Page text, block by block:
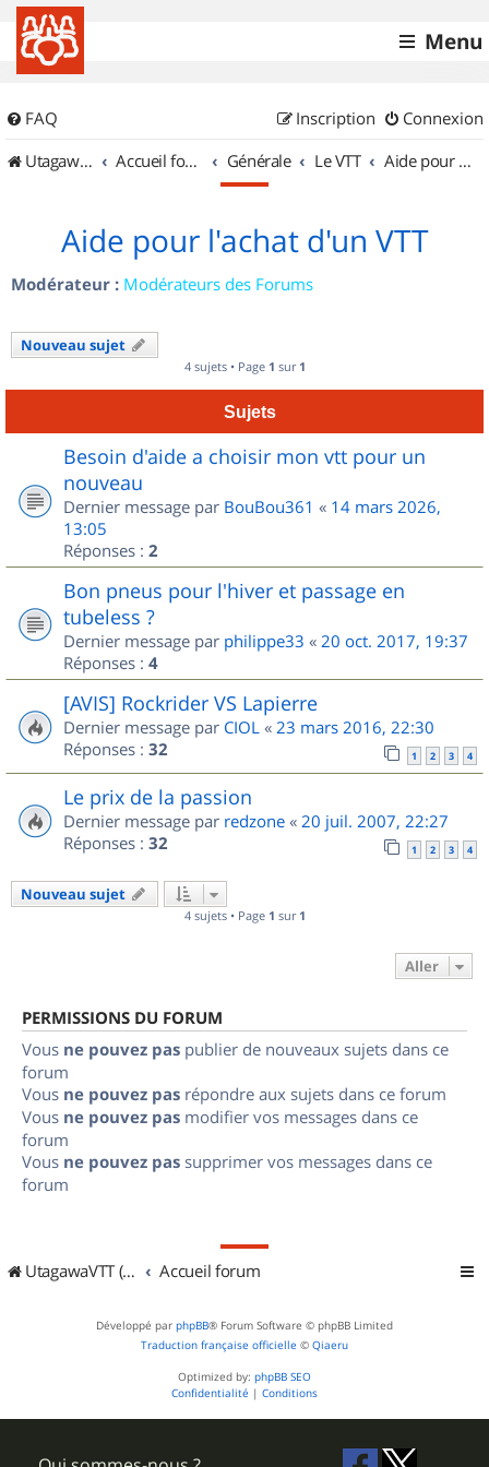
Menu
FAQ Connexion
Inscription
UtagawaVTT (Randos VTT et VTTAE avec traces GPS)
Accueil forum Générale Le VTT Aide pour l'achat d'un VTT
Aide pour l'achat d'un VTT
Modérateur : Modérateurs des Forums
Nouveau sujet
4 sujets • Page 1 sur 1
Sujets
Besoin d'aide a choisir mon vtt pour un
nouveau
Dernier message par BouBou361 « 14 mars 2026,
13:05
Réponses : 2
Bon pneus pour l'hiver et passage en
tubeless ?
Dernier message par philippe33 « 20 oct. 2017, 19:37
Réponses : 4
[AVIS] Rockrider VS Lapierre
Dernier message par CIOL « 23 mars 2016, 22:30
Réponses : 32 1 2 3 4
Le prix de la passion
Dernier message par redzone « 20 juil. 2007, 22:27
Réponses : 32 1 2 3 4
Nouveau sujet
4 sujets • Page 1 sur 1
Aller
PERMISSIONS DU FORUM
Vous ne pouvez pas publier de nouveaux sujets dans ce
forum
Vous ne pouvez pas répondre aux sujets dans ce forum
Vous ne pouvez pas modifier vos messages dans ce
forum
Vous ne pouvez pas supprimer vos messages dans ce
forum
UtagawaVTT (Randos VTT et VTTAE avec traces GPS) Accueil forum
Développé par phpBB® Forum Software © phpBB Limited
Traduction française officielle © Qiaeru
Optimized by: phpBB SEO
Confidentialité | Conditions